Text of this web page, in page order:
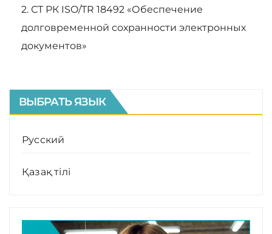
2. СТ РК ISO/TR 18492 «Обеспечение
долговременной сохранности электронных
документов»
ВЫБРАТЬ ЯЗЫК
Русский
Қазақ тілі